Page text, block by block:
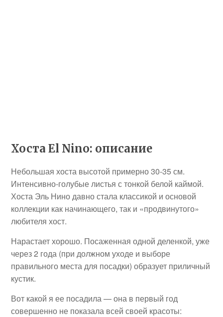
Хоста El Nino: описание
Небольшая хоста высотой примерно 30-35 см.
Интенсивно-голубые листья с тонкой белой каймой.
Хоста Эль Нино давно стала классикой и основой
коллекции как начинающего, так и «продвинутого»
любителя хост.
Нарастает хорошо. Посаженная одной деленкой, уже
через 2 года (при должном уходе и выборе
правильного места для посадки) образует приличный
кустик.
Вот какой я ее посадила — она в первый год
совершенно не показала всей своей красоты: